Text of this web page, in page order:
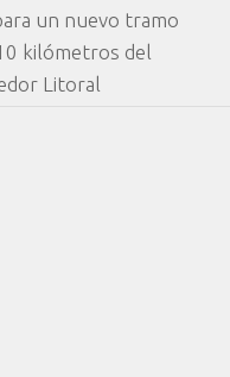
un nuevo tramo
kilómetros del
Litoral